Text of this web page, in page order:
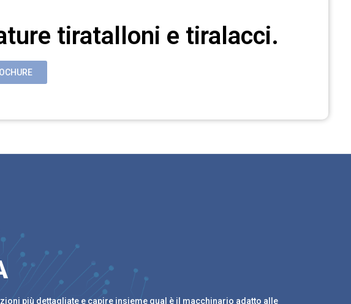
tiratalloni e tiralacci.
più dettagliate e capire insieme qual è il macchinario adatto alle